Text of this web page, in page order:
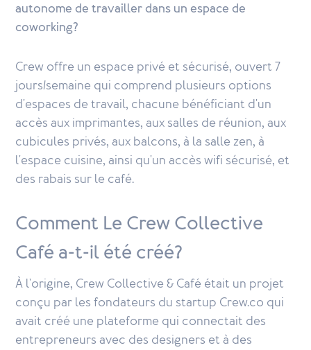
autonome de travailler dans un espace de
coworking?
Crew offre un espace privé et sécurisé, ouvert 7
jours/semaine qui comprend plusieurs options
d'espaces de travail, chacune bénéficiant d'un
accès aux imprimantes, aux salles de réunion, aux
cubicules privés, aux balcons, à la salle zen, à
l'espace cuisine, ainsi qu'un accès wifi sécurisé, et
des rabais sur le café.
Comment Le Crew Collective
Café a-t-il été créé?
À l'origine, Crew Collective & Café était un projet
conçu par les fondateurs du startup Crew.co qui
avait créé une plateforme qui connectait des
entrepreneurs avec des designers et à des